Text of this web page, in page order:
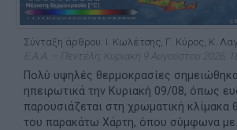
Σύνταξη άρθρου: Ι. Κωλέτσης, Γ. Κύρος, Κ.
Ε.Α.Α. – Πεντέλη, Κυριακή 9 Αυγούστου 2026,
Πολύ υψηλές θερμοκρασίες
ηπειρωτικά την Κυριακή 09/08, όπως
παρουσιάζεται στη χρωματική κλίμακα
του παρακάτω Χάρτη, όπου σύμφωνα